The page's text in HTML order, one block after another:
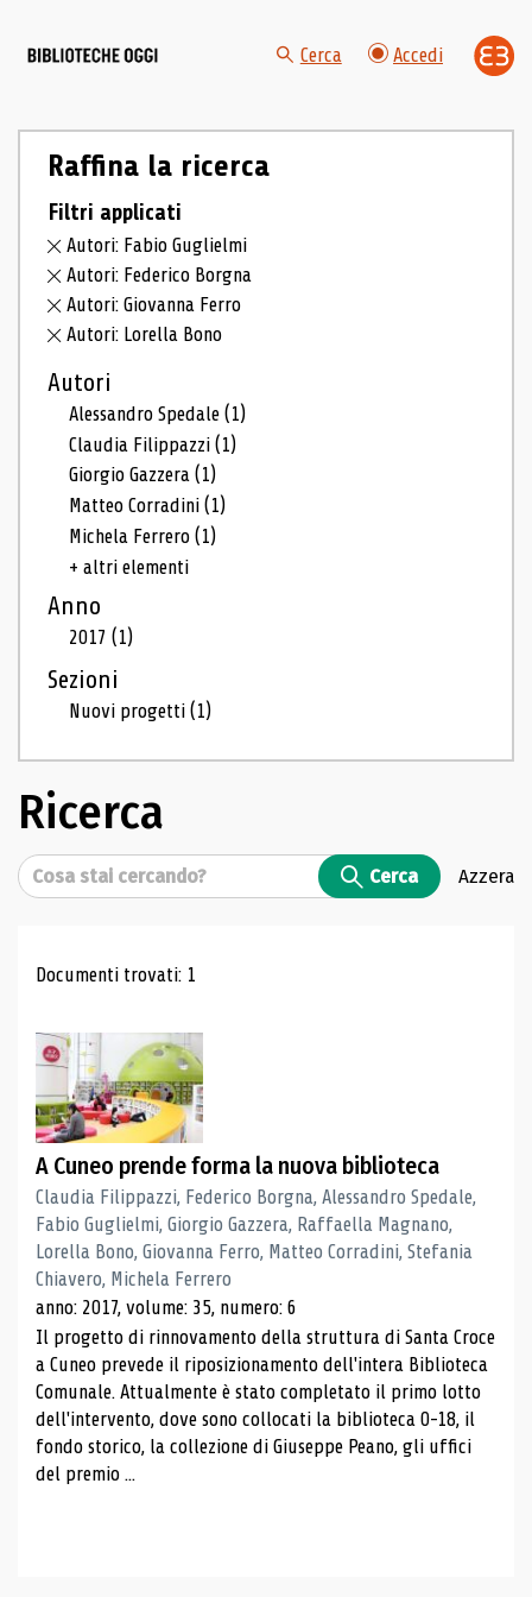
Cerca Accedi
Raffina la ricerca
Filtri applicati
Autori: Fabio Guglielmi
Autori: Federico Borgna
Autori: Giovanna Ferro
Autori: Lorella Bono
Autori
Alessandro Spedale(1)
Claudia Filippazzi(1)
Giorgio Gazzera(1)
Matteo Corradini(1)
Michela Ferrero(1)
+ altri elementi
Anno
2017(1)
Sezioni
Nuovi progetti(1)
Ricerca
Cerca Cerca Azzera
Risultati di ricerca
Documenti trovati: 1
A Cuneo prende forma la nuova biblioteca
Claudia Filippazzi, Federico Borgna, Alessandro Spedale,
Fabio Guglielmi, Giorgio Gazzera, Raffaella Magnano,
Lorella Bono, Giovanna Ferro, Matteo Corradini, Stefania
Chiavero, Michela Ferrero
anno: 2017, volume: 35, numero: 6
Il progetto di rinnovamento della struttura di Santa Croce
a Cuneo prevede il riposizionamento dell'intera Biblioteca
Comunale. Attualmente è stato completato il primo lotto
dell'intervento, dove sono collocati la biblioteca 0-18, il
fondo storico, la collezione di Giuseppe Peano, gli uffici
del premio ...